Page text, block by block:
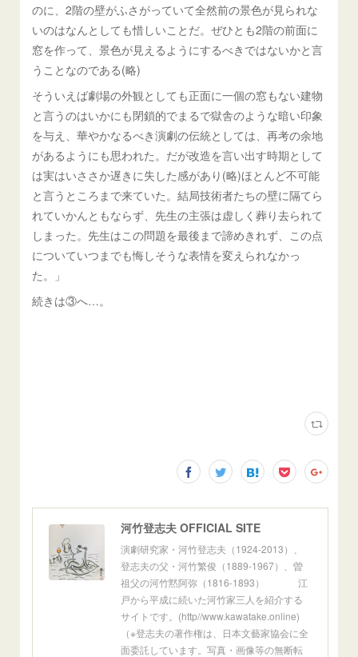
のに、2階の壁がふさがっていて全然前の景色が見られな
いのはなんとしても惜しいことだ。ぜひとも2階の前面に
窓を作って、景色が見えるようにするべきではないかと言
うことなのである(略)
そういえば劇場の外観としても正面に一個の窓もない建物
と言うのはいかにも閉鎖的でまるで獄舎のような暗い印象
を与え、華やかなるべき演劇の伝統としては、再考の余地
があるようにも思われた。だが改造を言い出す時期として
は実はいささか遅きに失した感があり(略)ほとんど不可能
と言うところまで来ていた。結局技術者たちの壁に隔てら
れていかんともならず、先生の主張は虚しく葬り去られて
しまった。先生はこの問題を最後まで諦めきれず、この点
についていつまでも悔しそうな表情を変えられなかっ
た。」
続きは③へ…。
河竹登志夫 OFFICIAL SITE
演劇研究家・河竹登志夫（1924-2013）、
登志夫の父・河竹繁俊（1889-1967）、曽
祖父の河竹黙阿弥（1816-1893） 江
戸から平成に続いた河竹家三人を紹介する
サイトです。(http//www.kawatake.online)
（※登志夫の著作権は、日本文藝家協会に全
面委託しています。写真・画像等の無断転